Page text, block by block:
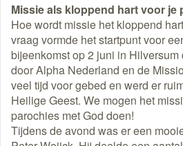
Missie als kloppend hart voor je
Hoe wordt missie het kloppend
vraag vormde het startpunt voor
bijeenkomst op 2 juni in
door Alpha Nederland en de
veel tijd voor gebed en werd er
Heilige Geest. We mogen het
parochies met God doen!
Tijdens de avond was er een